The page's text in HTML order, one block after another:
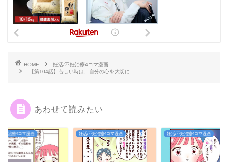
HOME
妊活/不妊治療4コマ漫画
【第104話】苦しい時は、自分の心を大切に
あわせて読みたい
妊治療4コマ漫画 妊活/不妊治療4コマ漫画 妊活/不妊治療4コマ漫画